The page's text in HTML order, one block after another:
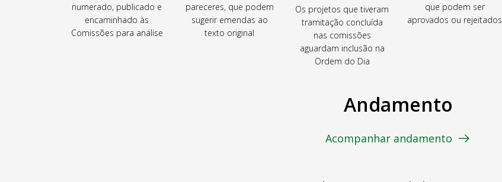
numerado, publicado e
encaminhado às
Comissões para análise
pareceres, que podem
sugerir emendas ao
texto original
Os projetos que tiveram
tramitação concluída
nas comissões
aguardam inclusão na
Ordem do Dia
que podem ser
aprovados ou rejeitados
Andamento
Acompanhar andamento